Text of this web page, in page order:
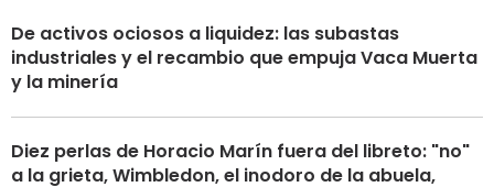
De activos ociosos a liquidez: las subastas
industriales y el recambio que empuja Vaca Muerta
y la minería
Diez perlas de Horacio Marín fuera del libreto: "no"
a la grieta, Wimbledon, el inodoro de la abuela,